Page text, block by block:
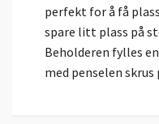
perfekt for å få
spare litt plass på
Beholderen fylles
med penselen skrus